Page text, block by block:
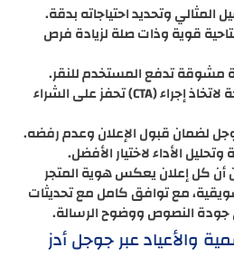
وتحديد احتياجاته بدقة.
قوية وذات صلة لزيادة فرص
مشوقة تدفع المستخدم للنقر.
تضمين دعوات واضحة لاتخاذ إجراء (CTA) تحفز على الشراء
لضمان قبول الإعلان وعدم رفضه.
الأداء لاختيار الأفضل.
كل إعلان يعكس هوية المتجر
مع توافق كامل مع تحديثات
جودة النصوص ووضوح الرسالة.
والأعياد عبر جوجل أدز